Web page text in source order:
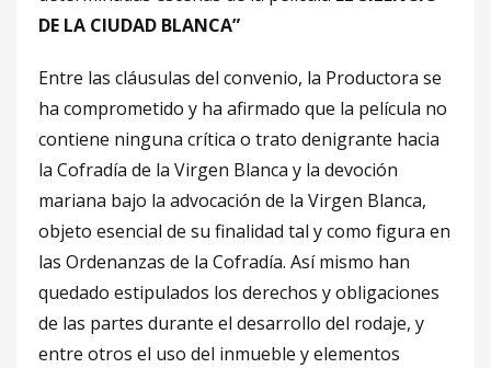
DE LA CIUDAD BLANCA”
Entre las cláusulas del convenio, la Productora se
ha comprometido y ha afirmado que la película no
contiene ninguna crítica o trato denigrante hacia
la Cofradía de la Virgen Blanca y la devoción
mariana bajo la advocación de la Virgen Blanca,
objeto esencial de su finalidad tal y como figura en
las Ordenanzas de la Cofradía. Así mismo han
quedado estipulados los derechos y obligaciones
de las partes durante el desarrollo del rodaje, y
entre otros el uso del inmueble y elementos